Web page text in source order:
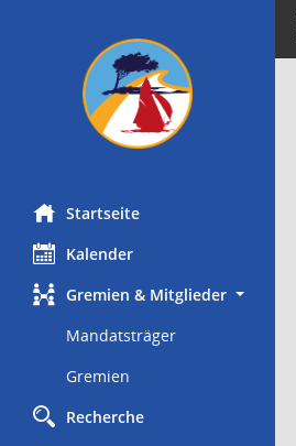
Startseite
Kalender
Gremien & Mitglieder
Mandatsträger
Gremien
Recherche